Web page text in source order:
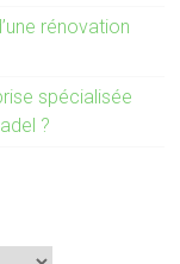
rénovation
spécialisée
?